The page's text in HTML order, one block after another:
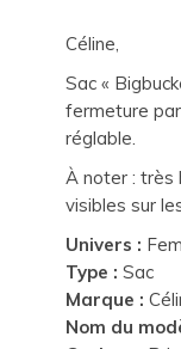
Céline,
Sac «
fermeture par
réglable.
À noter : très
visibles sur
Univers :
Type : Sac
Marque :
Nom du